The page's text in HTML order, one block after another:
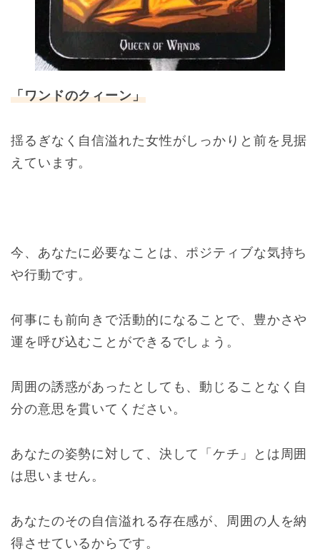
「ワンドのクィーン」
揺るぎなく自信溢れた女性がしっかりと前を見据
えています。
今、あなたに必要なことは、ポジティブな気持ち
や行動です。
何事にも前向きで活動的になることで、豊かさや
運を呼び込むことができるでしょう。
周囲の誘惑があったとしても、動じることなく自
分の意思を貫いてください。
あなたの姿勢に対して、決して「ケチ」とは周囲
は思いません。
あなたのその自信溢れる存在感が、周囲の人を納
得させているからです。